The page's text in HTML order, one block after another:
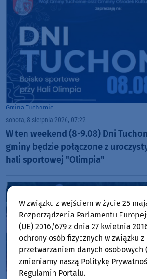
Gmina Tuchomie
sobota, 8 sierpnia 2026, 07:22
W ten weekend (8-9.08) Dni
gminy będzie połączone z
hali sportowej "Olimpia"
W związku z wejściem w życie 25
Rozporządzenia Parlamentu
(UE) 2016/679 z dnia 27 kwietnia
ochrony osób fizycznych w związku z
przetwarzaniem danych osobowych
zmieniamy naszą Politykę
Regulamin Portalu.